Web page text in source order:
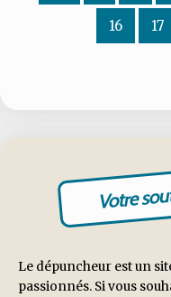
16 17
Votre
Le dépuncheur est un
passionnés. Si vous